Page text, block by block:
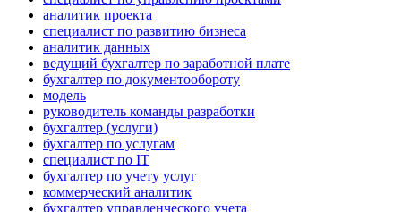
аналитик проекта
специалист по развитию бизнеса
аналитик данных
ведущий бухгалтер по заработной плате
бухгалтер по документообороту
модель
руководитель команды разработки
бухгалтер (услуги)
бухгалтер по услугам
специалист по IT
бухгалтер по учету услуг
коммерческий аналитик
бухгалтер управленческого учета